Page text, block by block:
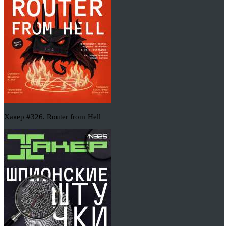
Хакер #326. Router from Hell